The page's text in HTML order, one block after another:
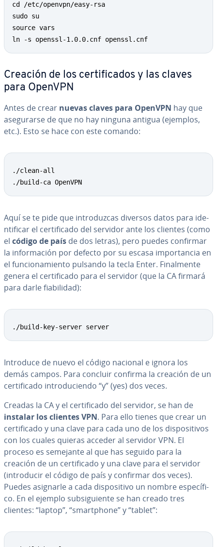
cd /etc/openvpn/easy-rsa
sudo su
source vars
ln -s openssl-1.0.0.cnf openssl.cnf
Creación de los ce­r­ti­fi­ca­dos y las claves
para OpenVPN
Antes de crear nuevas claves para OpenVPN hay que
ase­gu­rar­se de que no hay ninguna antigua (ejemplos,
etc.). Esto se hace con este comando:
./clean-all
./build-ca OpenVPN
Aquí se te pide que in­tro­du­z­cas diversos datos para ide­
n­ti­fi­car el ce­r­ti­fi­ca­do del servidor ante los clientes (como
el código de país de dos letras), pero puedes confirmar
la in­fo­r­ma­ción por defecto por su escasa im­po­r­ta­n­cia en
el fu­n­cio­na­mie­n­to pulsando la tecla Enter. Fi­na­l­me­n­te
genera el ce­r­ti­fi­ca­do para el servidor (que la CA firmará
para darle fia­bi­li­dad):
./build-key-server server
Introduce de nuevo el código nacional e ignora los
demás campos. Para concluir confirma la creación de un
ce­r­ti­fi­ca­do in­tro­du­cie­n­do “y” (yes) dos veces.
Creadas la CA y el ce­r­ti­fi­ca­do del servidor, se han de
instalar los clientes VPN. Para ello tienes que crear un
ce­r­ti­fi­ca­do y una clave para cada uno de los di­s­po­si­ti­vos
con los cuales quieras acceder al servidor VPN. El
proceso es semejante al que has seguido para la
creación de un ce­r­ti­fi­ca­do y una clave para el servidor
(in­tro­du­cir el código de país y confirmar dos veces).
Puedes asignarle a cada di­s­po­si­ti­vo un nombre es­pe­cí­fi­
co. En el ejemplo su­b­si­guie­n­te se han creado tres
clientes: “laptop”, “sma­r­t­pho­ne” y “tablet”: